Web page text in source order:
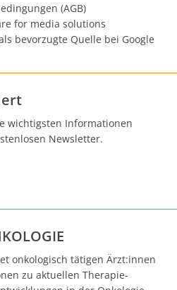
(AGB)
for media solutions
als bevorzugte Quelle bei Google
wichtigsten Informationen
Newsletter.
onkologisch tätigen Ärzt:innen
zu aktuellen Therapie-